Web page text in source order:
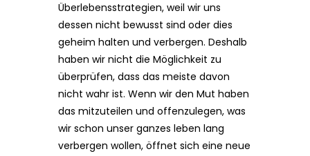
Überlebensstrategien, weil wir uns
dessen nicht bewusst sind oder dies
geheim halten und verbergen. Deshalb
haben wir nicht die Möglichkeit zu
überprüfen, dass das meiste davon
nicht wahr ist. Wenn wir den Mut haben
das mitzuteilen und offenzulegen, was
wir schon unser ganzes leben lang
verbergen wollen, öffnet sich eine neue